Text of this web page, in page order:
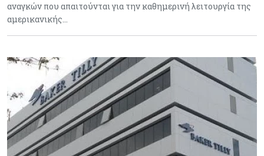
αναγκών που απαιτούνται για την καθημερινή λειτουργία της
αμερικανικής…